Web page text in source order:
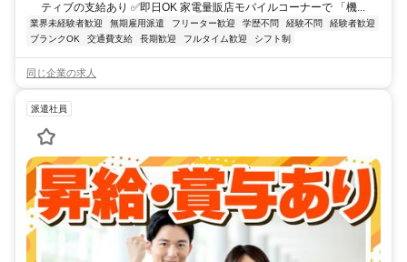
ティブの支給あり ✅即日OK 家電量販店モバイルコーナーで 「機...
業界未経験者歓迎 無期雇用派遣 フリーター歓迎 学歴不問 経験不問
経験者歓迎
ブランクOK
交通費支給 長期歓迎 フルタイム歓迎 シフト制
同じ企業の求人
派遣社員